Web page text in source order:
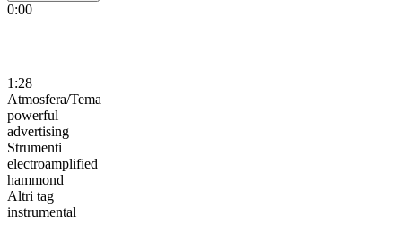
0:00
1:28
Atmosfera/Tema
powerful
advertising
Strumenti
electroamplified
hammond
Altri tag
instrumental